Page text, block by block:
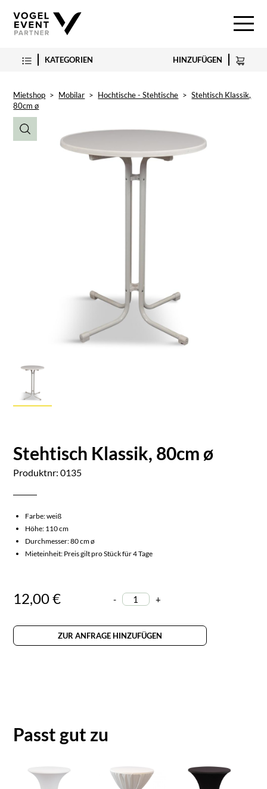
KATEGORIEN HINZUFÜGEN
Mietshop > Mobilar > Hochtische - Stehtische > Stehtisch Klassik,
80cm ø
Stehtisch Klassik, 80cm ø
Produktnr: 0135
Farbe: weiß
Höhe: 110 cm
Durchmesser: 80 cm ø
Mieteinheit: Preis gilt pro Stück für 4 Tage
12,00 € - +
ZUR ANFRAGE HINZUFÜGEN
Passt gut zu